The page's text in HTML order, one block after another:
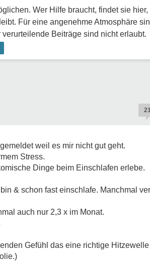
Wer Hilfe braucht, findet sie
Für eine angenehme Atmosphäre
Beiträge sind nicht erlaubt.
weil es mir nicht gut geht.
Stress.
Dinge beim Einschlafen erlebe.
& schon fast einschlafe. Manchmal
auch nur 2,3 x im Monat.
Gefühl das eine richtige